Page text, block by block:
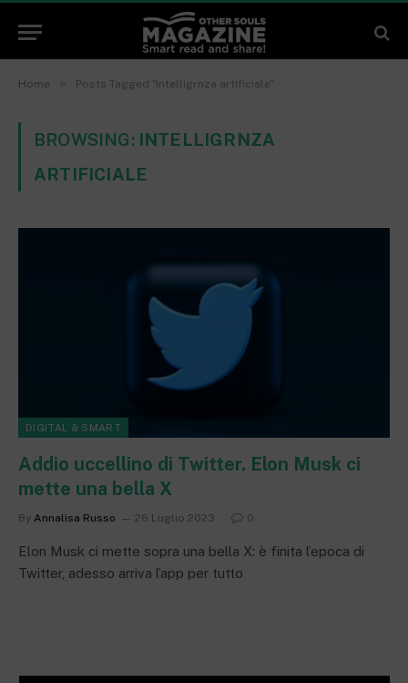
Home » Posts Tagged "intelligrnza artificiale"
BROWSING: INTELLIGRNZA
ARTIFICIALE
DIGITAL & SMART
Addio uccellino di Twitter. Elon Musk ci
mette una bella X
By Annalisa Russo 26 Luglio 2023 0
Elon Musk ci mette sopra una bella X: è finita l’epoca di
Twitter, adesso arriva l’app per tutto